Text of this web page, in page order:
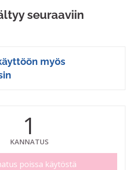
seuraaviin
myös
1
KANNATUS
poissa käytöstä